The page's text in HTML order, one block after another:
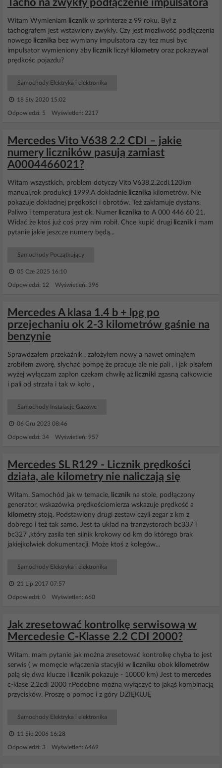
Tacho na zwykły podłączenie impulsatora
Witam Wymieniam licznik w sprinterze z 99 roku. Był z
tachografem jest wstawiony zwykły. Czy jest mozliwość podłączenia
nowego licznika bez wymiany impulsatora czy tez musi byc
impulsator wymieniony aby licznik liczył kilometry oraz pokazywał
prędkośc pojazdu?
Samochody Elektryka i elektronika
18 Sty 2020 15:02
Odpowiedzi: 5 Wyświetleń: 2217
Mercedes Vito V638 2.2 CDI – jakie
numery liczników pasują zamiast
A0004466021?
Witam wszystkich, problem dotyczy Vito V638,2.2cdi.120km
manual,rok produkcji 1999.A dokładnie licznika kilometrów. Nie
pokazuje dokładnej prędkości i obrotów. Też zakłamuje dystans.
Paliwo i temperatura jest ok. Numer licznika to A 000 446 60 21.
Widać że ktoś już coś przy nim robił. Chce kupić drugi licznik i mam
pytanie jakie jeszcze numery będą...
Samochody Początkujący
05 Cze 2025 16:10
Odpowiedzi: 12 Wyświetleń: 396
Mercedes A klasa 1.4 b + lpg po
przejechaniu ok 2-3 kilometrów gaśnie na
benzynie
Sprawdzałem przekaźnik , założyłem nowy a nawet ominąłem
zrobiłem zworę, słychać pompę że pracuje ale nie pali , i jak pisałem
wyżej wyłączam zapłon czekam chwilę aż liczniki zgasną całkowicie
i pali od strzała i tak w koło ,
Samochody Instalacje Gazowe
06 Gru 2023 08:46
Odpowiedzi: 34 Wyświetleń: 957
Mercedes SL R129 - Licznik prędkości
działa, ale kilometry nie naliczają się
Witam. Samochód jak w temacie, licznik na stole, podłączony
generator, wskazówka prędkościomierza wskazuje prędkość a
kilometry stoją. Podstawiony drugi zestaw czyli zegar z km z
dobrego i też tak samo. Jest ta układ na tranzystorach bc337 i
bc327 ,który zasila ten silnik krokowy od km do którego brak
jakiejkolwiek dokumentacji. Może ktoś z kolegów...
Samochody Elektryka i elektronika
21 Lip 2017 07:57
Odpowiedzi: 0 Wyświetleń: 660
Jak zresetować kontrolkę serwisową w
Mercedesie C-Klasse 2.2 CDI 2000?
Witam, mam pytanie jak można zresetować kontrolkę chyba to jest
serwis ( w momęcie włączenia stacyjki w liczniku obok kilometrów
palą się dwa klucze i licznik pokazuje - 10000 km) Jest to mercedes
c-klase 2,2cdi 2000 r.Podobno można wyłączyć to jakąś kombinacją
przycisków. Proszę o pomoc i z góry DZIĘKUJĘ
Samochody Elektryka i elektronika
11 Sie 2006 16:28
Odpowiedzi: 3 Wyświetleń: 6469